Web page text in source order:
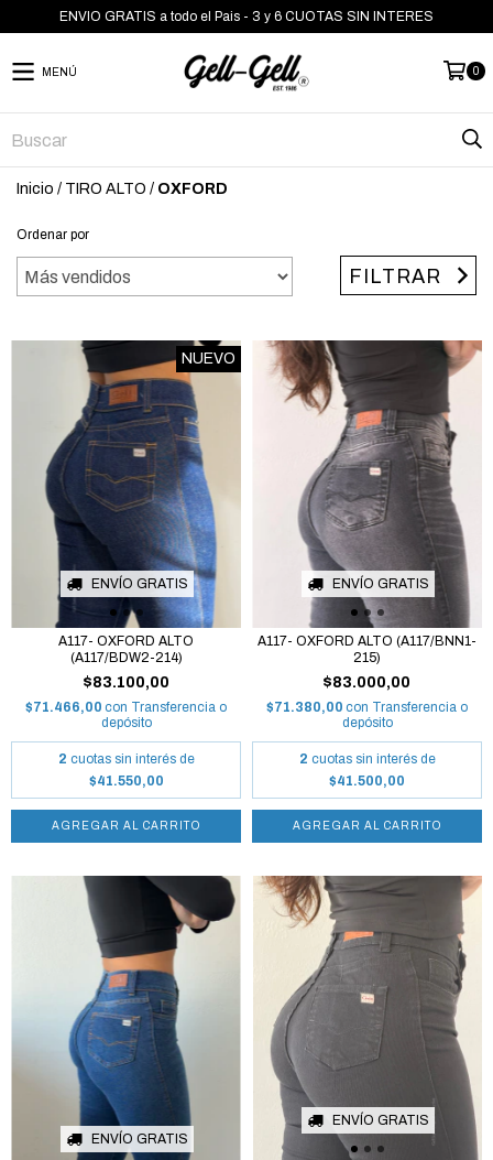
ENVIO GRATIS a todo el Pais - 3 y 6 CUOTAS SIN INTERES
MENÚ 0
Inicio / TIRO ALTO / OXFORD
Ordenar por
FILTRAR
ENVÍO GRATIS
NUEVO
A117- OXFORD ALTO
(A117/BDW2-214)
$83.100,00
$71.466,00 con Transferencia o
depósito
2 cuotas sin interés de
$41.550,00
AGREGAR AL CARRITO
ENVÍO GRATIS
A117- OXFORD ALTO (A117/BNN1-
215)
$83.000,00
$71.380,00 con Transferencia o
depósito
2 cuotas sin interés de
$41.500,00
AGREGAR AL CARRITO
ENVÍO GRATIS
ENVÍO GRATIS